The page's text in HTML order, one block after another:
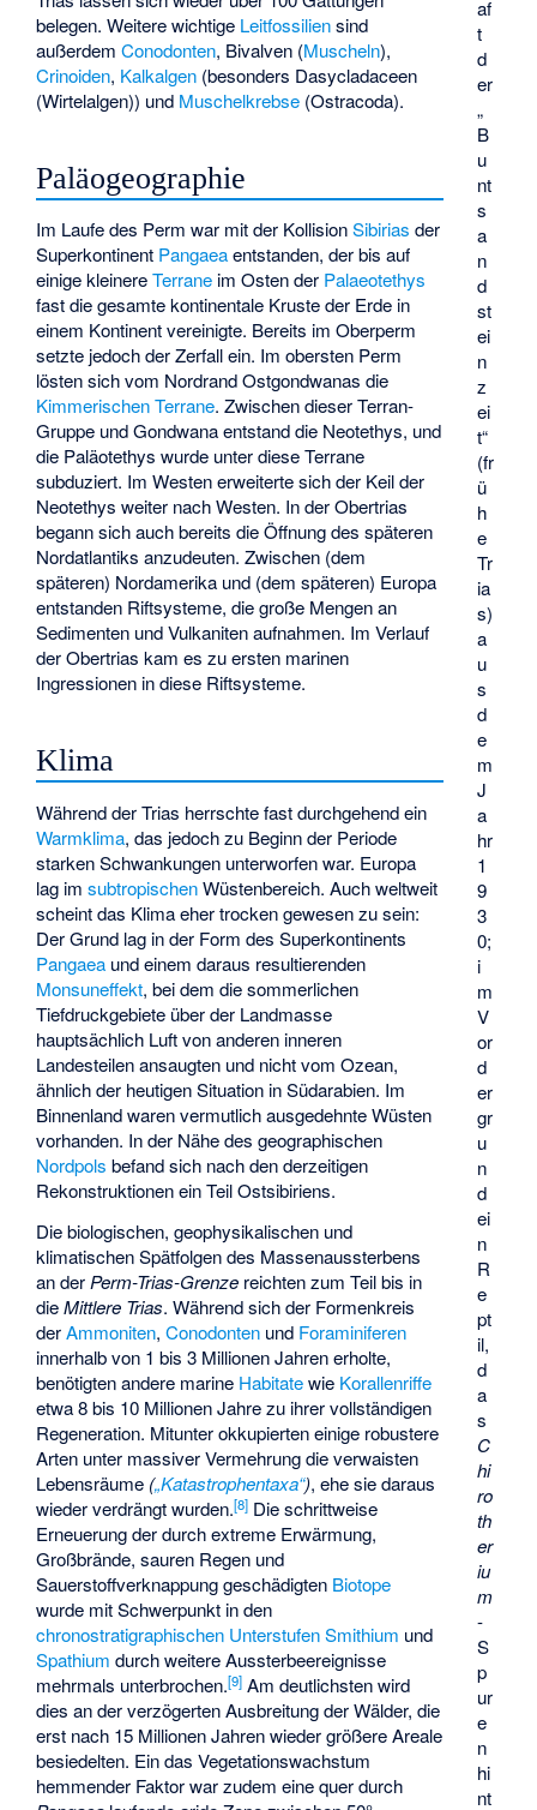
af
t
d
er
„
B
u
nt
s
a
n
d
st
ei
n
z
ei
t“
(fr
ü
h
e
Tr
ia
s)
a
u
s
d
e
m
J
a
hr
1
9
3
0;
i
m
V
or
d
er
gr
u
n
d
ei
n
R
e
pt
il,
d
a
s
C
hi
ro
th
er
iu
m
-
S
p
ur
e
n
hi
nt
belegen. Weitere wichtige Leitfossiliensind
außerdemConodonten, Bivalven (Muscheln),
Crinoiden, Kalkalgen (besonders Dasycladaceen
(Wirtelalgen)) und Muschelkrebse (Ostracoda).
Paläogeographie
Im Laufe des Perm war mit der KollisionSibirias der
Superkontinent Pangaeaentstanden, der bis auf
einige kleinereTerrane im Osten der Palaeotethys
fast die gesamte kontinentale Kruste der Erde in
einem Kontinent vereinigte. Bereits im Oberperm
setzte jedoch der Zerfall ein. Im obersten Perm
lösten sich vom Nordrand Ostgondwanas die
Kimmerischen Terrane. Zwischen dieser Terran-
Gruppe und Gondwana entstand die Neotethys, und
die Paläotethys wurde unter diese Terrane
subduziert. Im Westen erweiterte sich der Keil der
Neotethys weiter nach Westen. In der Obertrias
begann sich auch bereits die Öffnung des späteren
Nordatlantiks anzudeuten. Zwischen (dem
späteren) Nordamerika und (dem späteren) Europa
entstanden Riftsysteme, die große Mengen an
Sedimenten und Vulkaniten aufnahmen. Im Verlauf
der Obertrias kam es zu ersten marinen
Ingressionen in diese Riftsysteme.
Klima
Während der Trias herrschte fast durchgehend ein
Warmklima, das jedoch zu Beginn der Periode
starken Schwankungen unterworfen war. Europa
lag imsubtropischenWüstenbereich. Auch weltweit
scheint das Klima eher trocken gewesen zu sein:
Der Grund lag in der Form des Superkontinents
Pangaea und einem daraus resultierenden
Monsuneffekt, bei dem die sommerlichen
Tiefdruckgebiete über der Landmasse
hauptsächlich Luft von anderen inneren
Landesteilen ansaugten und nicht vom Ozean,
ähnlich der heutigen Situation in Südarabien. Im
Binnenland waren vermutlich ausgedehnte Wüsten
vorhanden. In der Nähe des geographischen
Nordpols befand sich nach den derzeitigen
Rekonstruktionen ein Teil Ostsibiriens.
Die biologischen, geophysikalischen und
klimatischen Spätfolgen des Massenaussterbens
an derPerm-Trias-Grenze reichten zum Teil bis in
dieMittlere Trias. Während sich der Formenkreis
derAmmoniten,Conodonten und Foraminiferen
innerhalb von 1 bis 3 Millionen Jahren erholte,
benötigten andere marine Habitatewie Korallenriffe
etwa 8 bis 10 Millionen Jahre zu ihrer vollständigen
Regeneration. Mitunter okkupierten einige robustere
Arten unter massiver Vermehrung die verwaisten
Lebensräume („Katastrophentaxa“), ehe sie daraus
wieder verdrängt wurden.[8] Die schrittweise
Erneuerung der durch extreme Erwärmung,
Großbrände, sauren Regen und
Sauerstoffverknappung geschädigten Biotope
wurde mit Schwerpunkt in den
chronostratigraphischen Unterstufen Smithium und
Spathium durch weitere Aussterbeereignisse
mehrmals unterbrochen.[9] Am deutlichsten wird
dies an der verzögerten Ausbreitung der Wälder, die
erst nach 15 Millionen Jahren wieder größere Areale
besiedelten. Ein das Vegetationswachstum
hemmender Faktor war zudem eine quer durch